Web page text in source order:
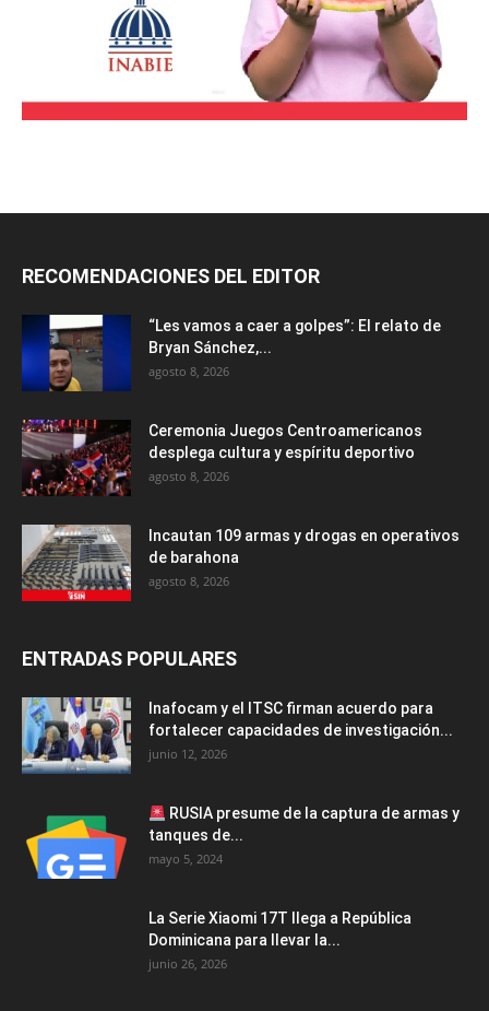
RECOMENDACIONES DEL EDITOR
“Les vamos a caer a golpes”: El relato de
Bryan Sánchez,...
agosto 8, 2026
Ceremonia Juegos Centroamericanos
desplega cultura y espíritu deportivo
agosto 8, 2026
Incautan 109 armas y drogas en operativos
de barahona
agosto 8, 2026
ENTRADAS POPULARES
Inafocam y el ITSC firman acuerdo para
fortalecer capacidades de investigación...
junio 12, 2026
RUSIA presume de la captura de armas y
tanques de...
mayo 5, 2024
La Serie Xiaomi 17T llega a República
Dominicana para llevar la...
junio 26, 2026